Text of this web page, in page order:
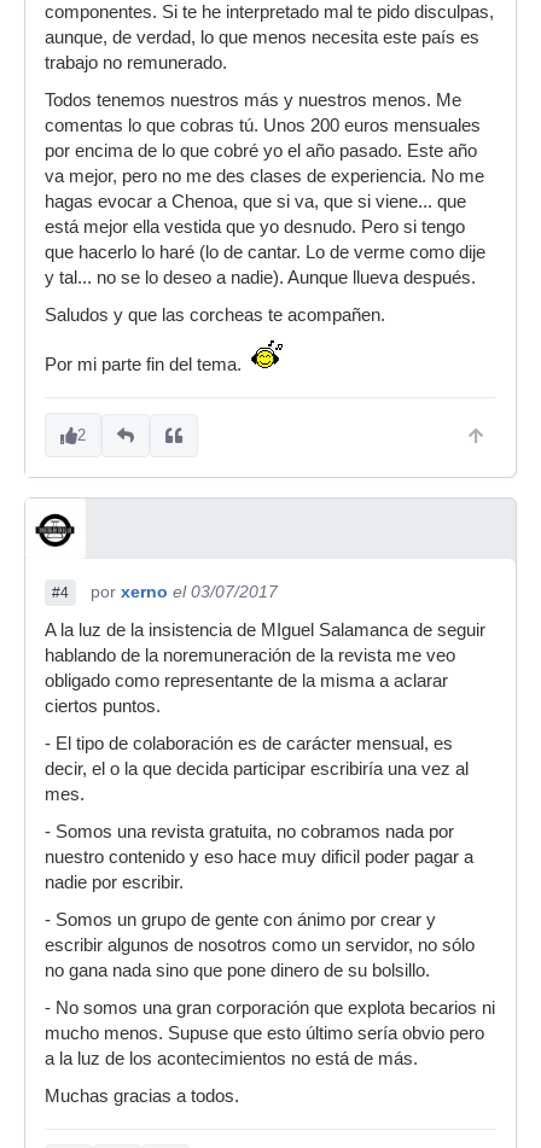
componentes. Si te he interpretado mal te pido disculpas,
aunque, de verdad, lo que menos necesita este país es
trabajo no remunerado.
Todos tenemos nuestros más y nuestros menos. Me
comentas lo que cobras tú. Unos 200 euros mensuales
por encima de lo que cobré yo el año pasado. Este año
va mejor, pero no me des clases de experiencia. No me
hagas evocar a Chenoa, que si va, que si viene... que
está mejor ella vestida que yo desnudo. Pero si tengo
que hacerlo lo haré (lo de cantar. Lo de verme como dije
y tal... no se lo deseo a nadie). Aunque llueva después.
Saludos y que las corcheas te acompañen.
Por mi parte fin del tema.
2
#4 por xerno el 03/07/2017
A la luz de la insistencia de MIguel Salamanca de seguir
hablando de la noremuneración de la revista me veo
obligado como representante de la misma a aclarar
ciertos puntos.
- El tipo de colaboración es de carácter mensual, es
decir, el o la que decida participar escribiría una vez al
mes.
- Somos una revista gratuita, no cobramos nada por
nuestro contenido y eso hace muy dificil poder pagar a
nadie por escribir.
- Somos un grupo de gente con ánimo por crear y
escribir algunos de nosotros como un servidor, no sólo
no gana nada sino que pone dinero de su bolsillo.
- No somos una gran corporación que explota becarios ni
mucho menos. Supuse que esto último sería obvio pero
a la luz de los acontecimientos no está de más.
Muchas gracias a todos.